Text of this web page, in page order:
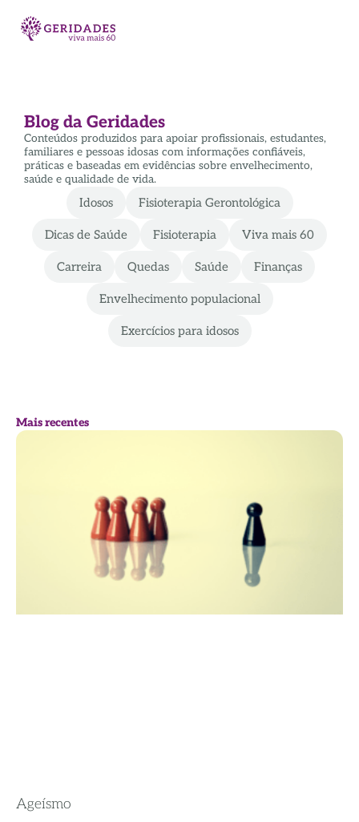
Blog da Geridades
Conteúdos produzidos para apoiar profissionais, estudantes,
familiares e pessoas idosas com informações confiáveis,
práticas e baseadas em evidências sobre envelhecimento,
saúde e qualidade de vida.
Idosos Fisioterapia Gerontológica
Dicas de Saúde Fisioterapia Viva mais 60
Carreira Quedas Saúde Finanças
Envelhecimento populacional
Exercícios para idosos
Mais recentes
Ageísmo